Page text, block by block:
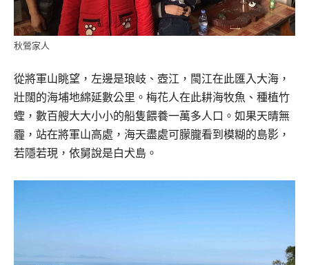
秋鶯家人
從將軍山眺望，左邊是琅岐、壺江，閩江在此匯入大海，
壯闊的海埔地綿延數公里。梅花人在此耕海牧魚、種植竹
蟶，數百艘大大小小的船隻餵養一萬多人口。如果天晴無
霾，站在將軍山高處，海天盡處可朦朧看到模糊的島影，
若隱若現，依舅說是白犬島。